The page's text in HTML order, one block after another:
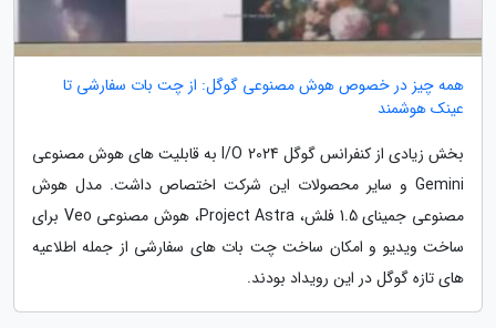
همه چیز در خصوص هوش مصنوعی گوگل: از چت بات سفارشی تا
عینک هوشمند
بخش زیادی از کنفرانس گوگل I/O 2024 به قابلیت های هوش مصنوعی
Gemini و سایر محصولات این شرکت اختصاص داشت. مدل هوش
مصنوعی جمینای 1.5 فلش، Project Astra، هوش مصنوعی Veo برای
ساخت ویدیو و امکان ساخت چت بات های سفارشی از جمله اطلاعیه
های تازه گوگل در این رویداد بودند.